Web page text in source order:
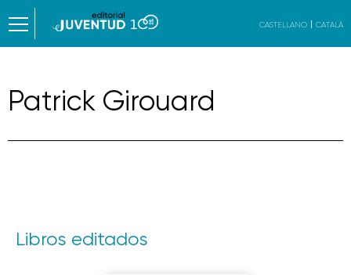
CASTELLANO CATALÀ
Patrick Girouard
Libros editados